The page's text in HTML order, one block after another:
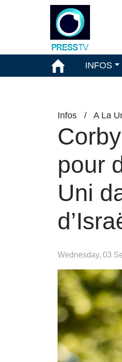
INFOS
Infos / A La
pour
Uni
Wednesday, 03